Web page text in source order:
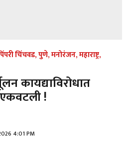
चिंचवड,पुणे,मनोरंजन,महाराष्ट्र,
कायद्याविरोधात
!
4:01 PM